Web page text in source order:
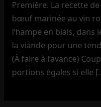
Première. La recette de
bœuf marinée au vin
l’hampe en biais,
la viande pour une
(À faire à l’avance)
portions égales si elle